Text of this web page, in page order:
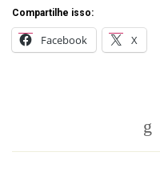
Compartilhe isso:
Facebook X